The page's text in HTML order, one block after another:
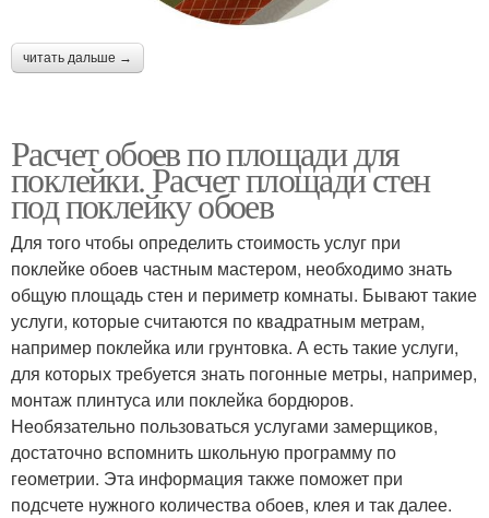
читать дальше →
Расчет обоев по площади для
поклейки. Расчет площади стен
под поклейку обоев
Для того чтобы определить стоимость услуг при
поклейке обоев частным мастером, необходимо знать
общую площадь стен и периметр комнаты. Бывают такие
услуги, которые считаются по квадратным метрам,
например поклейка или грунтовка. А есть такие услуги,
для которых требуется знать погонные метры, например,
монтаж плинтуса или поклейка бордюров.
Необязательно пользоваться услугами замерщиков,
достаточно вспомнить школьную программу по
геометрии. Эта информация также поможет при
подсчете нужного количества обоев, клея и так далее.